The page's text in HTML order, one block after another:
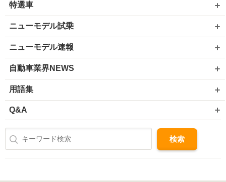
特選車
ニューモデル試乗
ニューモデル速報
自動車業界NEWS
用語集
Q&A